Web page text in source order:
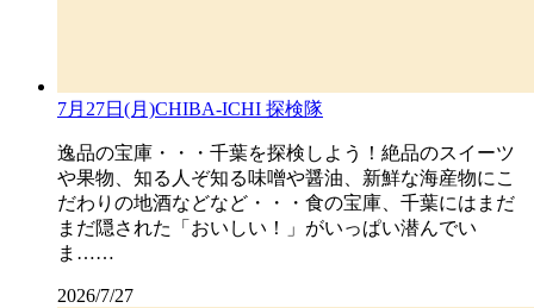
7月27日(月)CHIBA-ICHI 探検隊
逸品の宝庫・・・千葉を探検しよう！絶品のスイーツ
や果物、知る人ぞ知る味噌や醤油、新鮮な海産物にこ
だわりの地酒などなど・・・食の宝庫、千葉にはまだ
まだ隠された「おいしい！」がいっぱい潜んでい
ま……
2026/7/27